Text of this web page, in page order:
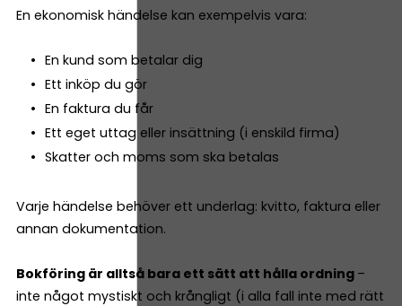
En ekonomisk händelse kan exempelvis vara:
En kund som betalar dig
Ett inköp du gör
En faktura du får
Ett eget uttag eller insättning (i enskild firma)
Skatter och moms som ska betalas
Varje händelse behöver ett underlag: kvitto, faktura eller
annan dokumentation.
Bokföring är alltså bara ett sätt att hålla ordning –
inte något mystiskt och krångligt (i alla fall inte med rätt